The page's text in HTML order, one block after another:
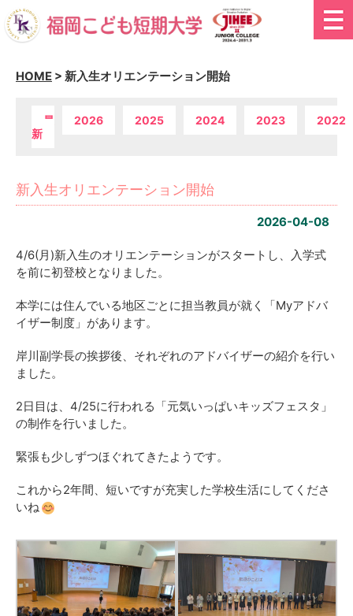
HOME > 新入生オリエンテーション開始
最
新
2026 2025 2024 2023 2022
新入生オリエンテーション開始
2026-04-08
4/6(月)新入生のオリエンテーションがスタートし、入学式
を前に初登校となりました。
本学には住んでいる地区ごとに担当教員が就く「Myアドバ
イザー制度」があります。
岸川副学長の挨拶後、それぞれのアドバイザーの紹介を行い
ました。
2日目は、4/25に行われる「元気いっぱいキッズフェスタ」
の制作を行いました。
緊張も少しずつほぐれてきたようです。
これから2年間、短いですが充実した学校生活にしてくださ
いね